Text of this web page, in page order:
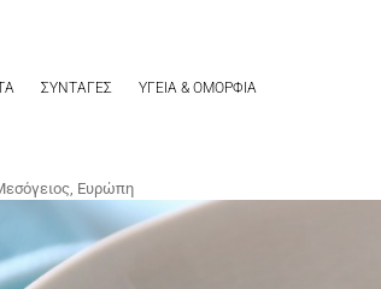
ΣΥΝΤΑΓΕΣ ΥΓΕΙΑ & ΟΜΟΡΦΙΑ
Ευρώπη